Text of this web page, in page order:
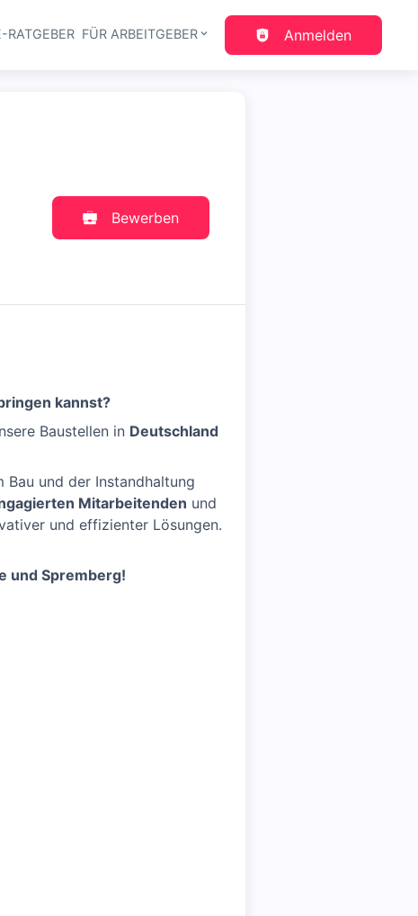
RATGEBER FÜR ARBEITGEBER Anmelden
Bewerben
kannst?
Baustellen in Deutschland
und der Instandhaltung
Mitarbeitenden und
und effizienter Lösungen.
und Spremberg!